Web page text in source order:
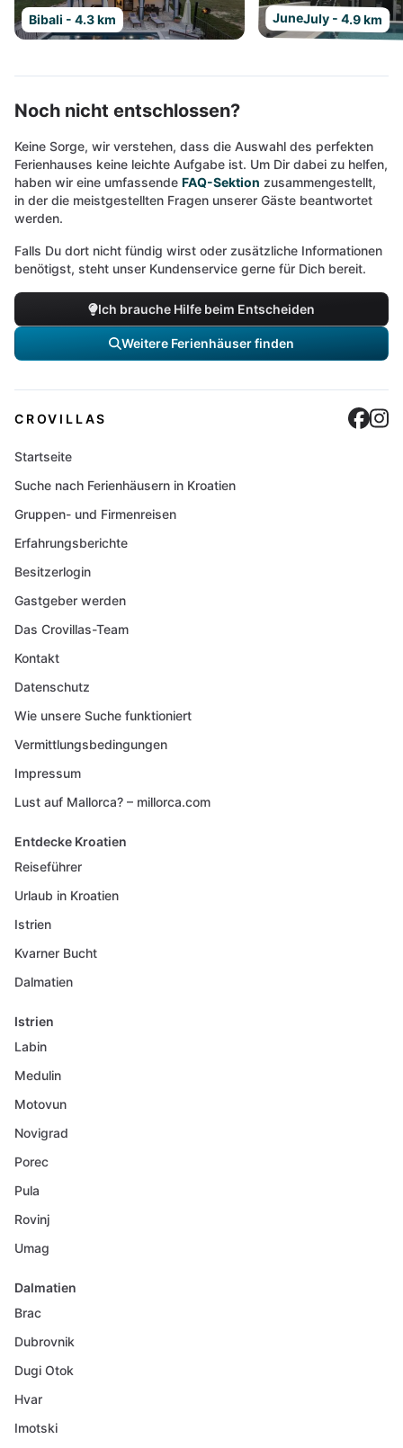
Bibali - 4.3 km JuneJuly - 4.9 km
Noch nicht entschlossen?
Keine Sorge, wir verstehen, dass die Auswahl des perfekten
Ferienhauses keine leichte Aufgabe ist. Um Dir dabei zu helfen,
haben wir eine umfassende FAQ-Sektion zusammengestellt,
in der die meistgestellten Fragen unserer Gäste beantwortet
werden.
Falls Du dort nicht fündig wirst oder zusätzliche Informationen
benötigst, steht unser Kundenservice gerne für Dich bereit.
Ich brauche Hilfe beim Entscheiden
Weitere Ferienhäuser finden
CROVILLAS
Startseite
Suche nach Ferienhäusern in Kroatien
Gruppen- und Firmenreisen
Erfahrungsberichte
Besitzerlogin
Gastgeber werden
Das Crovillas-Team
Kontakt
Datenschutz
Wie unsere Suche funktioniert
Vermittlungsbedingungen
Impressum
Lust auf Mallorca? – millorca.com
Entdecke Kroatien
Reiseführer
Urlaub in Kroatien
Istrien
Kvarner Bucht
Dalmatien
Istrien
Labin
Medulin
Motovun
Novigrad
Porec
Pula
Rovinj
Umag
Dalmatien
Brac
Dubrovnik
Dugi Otok
Hvar
Imotski